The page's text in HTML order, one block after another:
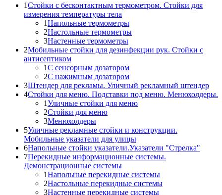
1Стойки с бесконтактным термометром. Стойки для
измерения температуры тела
1Напольные термометры
2Настольные термометры
3Настенные термометры
2Мобильные стойки для дезинфекции рук. Стойки с
антисептиком
1С сенсорным дозатором
2С нажимным дозатором
3Штендер для рекламы. Уличный рекламный штендер
4Стойки для меню. Подставки под меню. Менюхолдеры.
1Уличные стойки для меню
2Стойки для меню
3Менюхолдеры
5Уличные рекламные стойки и конструкции.
Мобильные указатели для улицы
6Напольные стойки указатели.Указатели "Стрелка"
7Перекидные информационные системы.
Демонстрационные системы
1Напольные перекидные системы
2Настольные перекидные системы
3Настенные перекидные системы